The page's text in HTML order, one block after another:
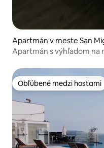
Apartmán v meste San
Apartmán s výhľadom na
Obľúbené medzi hosťami
Obľúbené medzi hosťami